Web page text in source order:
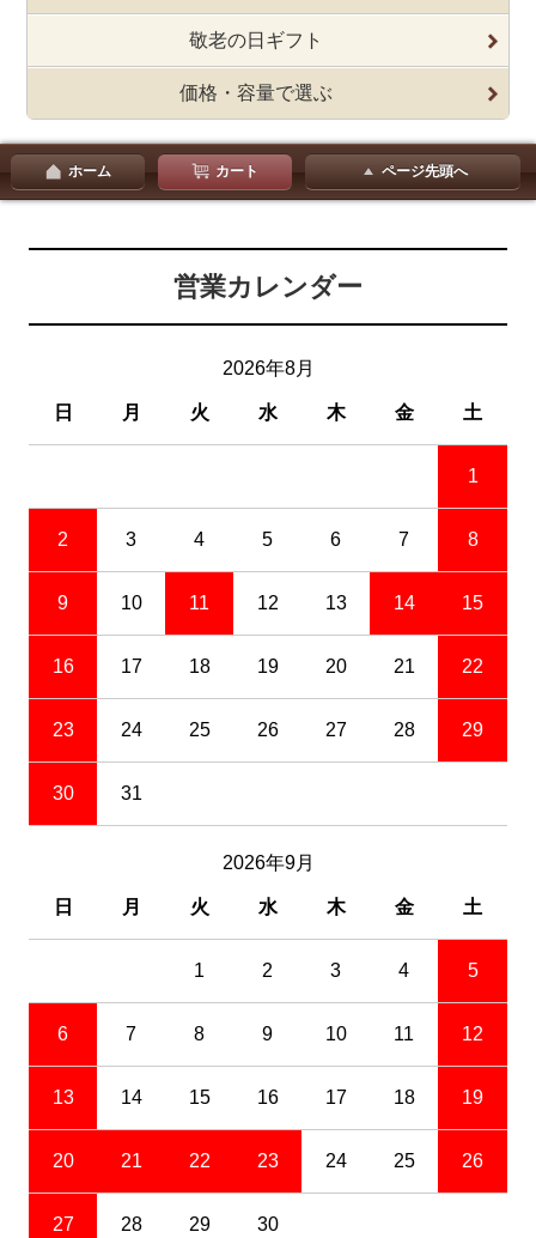
敬老の日ギフト
価格・容量で選ぶ
ホーム カート ページ先頭へ
営業カレンダー
2026年8月
日 月 火 水 木 金 土
1
2 3 4 5 6 7 8
9 10 11 12 13 14 15
16 17 18 19 20 21 22
23 24 25 26 27 28 29
30 31
2026年9月
日 月 火 水 木 金 土
1 2 3 4 5
6 7 8 9 10 11 12
13 14 15 16 17 18 19
20 21 22 23 24 25 26
27 28 29 30